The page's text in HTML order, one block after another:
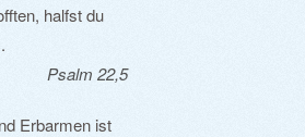
halfst du
Psalm 22,5
Erbarmen ist